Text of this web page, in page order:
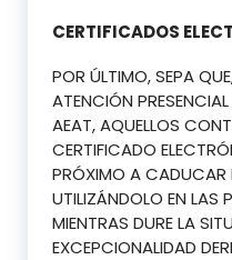
CERTIFICADOS
POR ÚLTIMO, SEPA
ATENCIÓN
AEAT, AQUELLOS
CERTIFICADO
PRÓXIMO A CADUCAR
UTILIZÁNDOLO EN LAS
MIENTRAS DURE LA
EXCEPCIONALIDAD